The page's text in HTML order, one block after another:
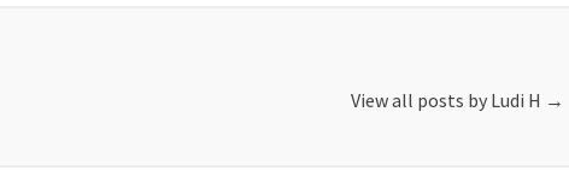
View all posts by Ludi H →